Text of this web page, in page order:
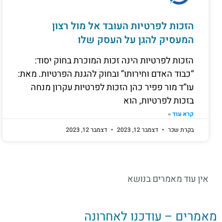
הזכות לפרטיות העובד אל מול רצון
המעסיק להגן על העסק שלו
הזכות לפרטיות הינה זכות המוכרת בחוק יסוד:
“כבוד האדם וחירותו” ובחוק להגנת הפרטיות. מאת:
עו”ד מור פפיר כהן הזכות לפרטיות עקרון מנחה
בזכות לפרטיות, הוא
קרא עוד »
בקרת שכר
דצמבר 12, 2023 דצמבר 12, 2023
אין עוד מאמרים בנושא
מאמרים – עודכנו לאחרונה